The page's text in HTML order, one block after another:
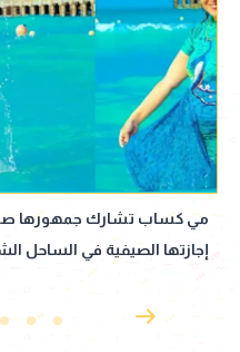
ملك قورة تحتفل بخطوبتها في
الشمالي وسط أجواء عائلية